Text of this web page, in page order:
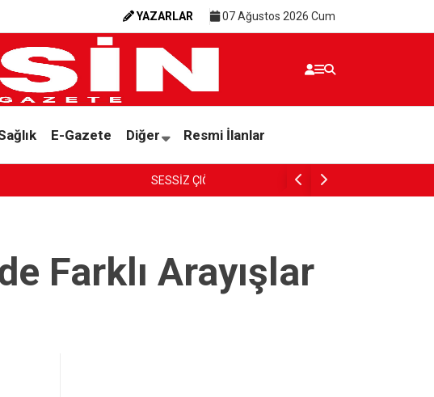
YAZARLAR 07 Ağustos 2026 Cum
E-Gazete Diğer Resmi İlanlar
PARANIN RENGİ İNSANIN
Farklı Arayışlar